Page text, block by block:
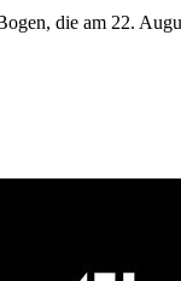
die am 22.